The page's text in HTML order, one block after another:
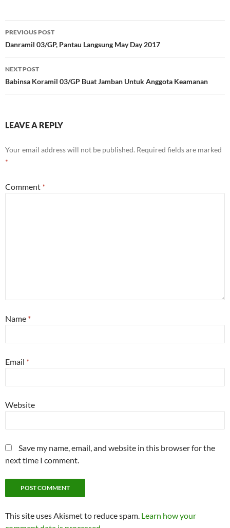
Post
navigation
PREVIOUS POST
Danramil 03/GP, Pantau Langsung May Day 2017
NEXT POST
Babinsa Koramil 03/GP Buat Jamban Untuk Anggota Keamanan
LEAVE A REPLY
Your email address will not be published. Required fields are marked
*
Comment *
Name *
Email *
Website
Save my name, email, and website in this browser for the
next time I comment.
This site uses Akismet to reduce spam. Learn how your